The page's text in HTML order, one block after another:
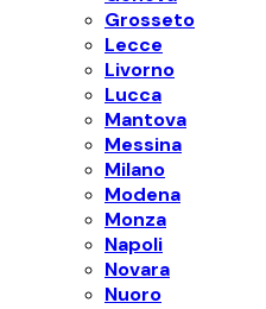
Grosseto
Lecce
Livorno
Lucca
Mantova
Messina
Milano
Modena
Monza
Napoli
Novara
Nuoro